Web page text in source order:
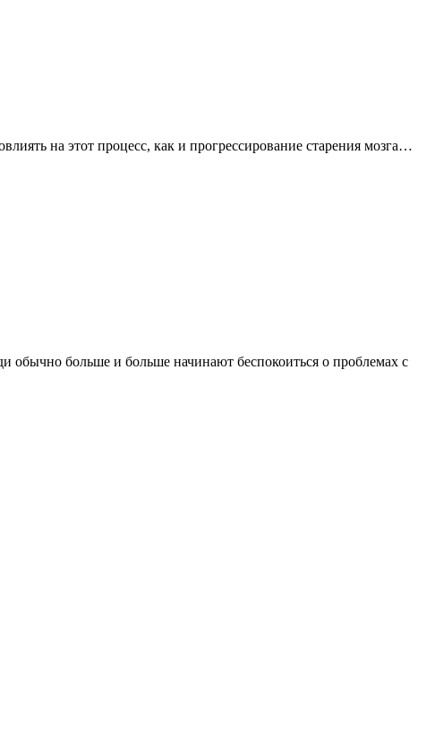
на этот процесс, как и прогрессирование старения мозга…
обычно больше и больше начинают беспокоиться о проблемах с